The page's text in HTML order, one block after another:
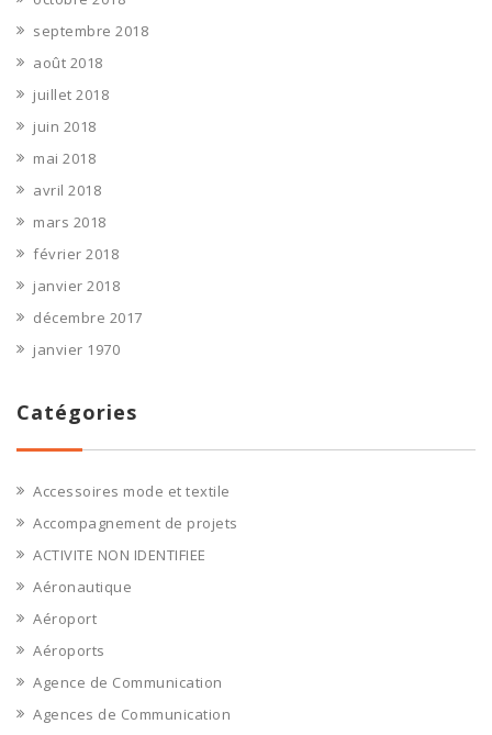
septembre 2018
août 2018
juillet 2018
juin 2018
mai 2018
avril 2018
mars 2018
février 2018
janvier 2018
décembre 2017
janvier 1970
Catégories
Accessoires mode et textile
Accompagnement de projets
ACTIVITE NON IDENTIFIEE
Aéronautique
Aéroport
Aéroports
Agence de Communication
Agences de Communication